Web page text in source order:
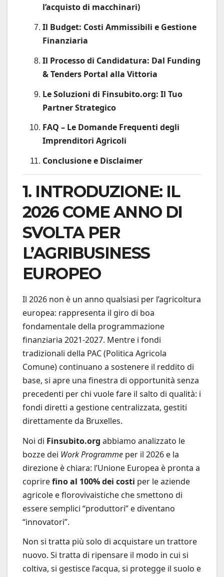
l’acquisto di macchinari)
Il Budget: Costi Ammissibili e Gestione
Finanziaria
Il Processo di Candidatura: Dal Funding
& Tenders Portal alla Vittoria
Le Soluzioni di Finsubito.org: Il Tuo
Partner Strategico
FAQ – Le Domande Frequenti degli
Imprenditori Agricoli
Conclusione e Disclaimer
1. INTRODUZIONE: IL
2026 COME ANNO DI
SVOLTA PER
L’AGRIBUSINESS
EUROPEO
Il 2026 non è un anno qualsiasi per l’agricoltura
europea: rappresenta il giro di boa
fondamentale della programmazione
finanziaria 2021-2027. Mentre i fondi
tradizionali della PAC (Politica Agricola
Comune) continuano a sostenere il reddito di
base, si apre una finestra di opportunità senza
precedenti per chi vuole fare il salto di qualità: i
fondi diretti a gestione centralizzata, gestiti
direttamente da Bruxelles.
Noi di Finsubito.org abbiamo analizzato le
bozze dei Work Programme per il 2026 e la
direzione è chiara: l’Unione Europea è pronta a
coprirefino al 100% dei costi per le aziende
agricole e florovivaistiche che smettono di
essere semplici “produttori” e diventano
“innovatori”.
Non si tratta più solo di acquistare un trattore
nuovo. Si tratta di ripensare il modo in cui si
coltiva, si gestisce l’acqua, si protegge il suolo e